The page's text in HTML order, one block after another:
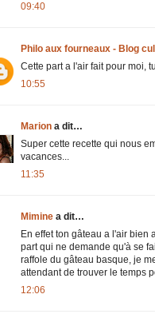
09:40
Philo aux fourneaux - Blog
Cette part a l'air fait pour moi,
10:55
Marion a dit…
Super cette recette qui nous
vacances...
11:35
Mimine a dit…
En effet ton gâteau a l'air bien
part qui ne demande qu'à se
raffole du gâteau basque, je
attendant de trouver le temps
12:06